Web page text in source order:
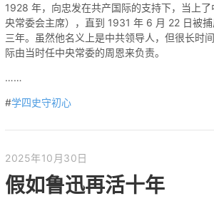
1928 年，向忠发在共产国际的支持下，当上
央常委会主席），直到 1931 年 6 月 22 日被
三年。虽然他名义上是中共领导人，但很长时
际由当时任中央常委的周恩来负责。
……
#学四史守初心
2025年10月30日
假如鲁迅再活十年